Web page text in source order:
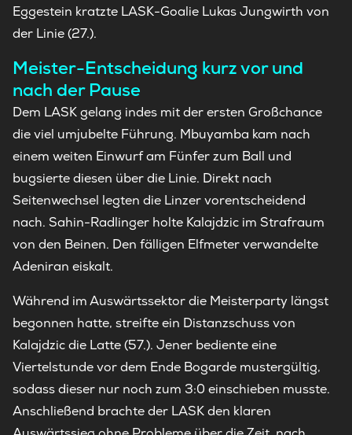
Eggestein kratzte LASK-Goalie Lukas Jungwirth von
der Linie (27.).
Meister-Entscheidung kurz vor und
nach der Pause
Dem LASK gelang indes mit der ersten Großchance
die viel umjubelte Führung. Mbuyamba kam nach
einem weiten Einwurf am Fünfer zum Ball und
bugsierte diesen über die Linie. Direkt nach
Seitenwechsel legten die Linzer vorentscheidend
nach. Sahin-Radlinger holte Kalajdzic im Strafraum
von den Beinen. Den fälligen Elfmeter verwandelte
Adeniran eiskalt.
Während im Auswärtssektor die Meisterparty längst
begonnen hatte, streifte ein Distanzschuss von
Kalajdzic die Latte (57.). Jener bediente eine
Viertelstunde vor dem Ende Bogarde mustergültig,
sodass dieser nur noch zum 3:0 einschieben musste.
Anschließend brachte der LASK den klaren